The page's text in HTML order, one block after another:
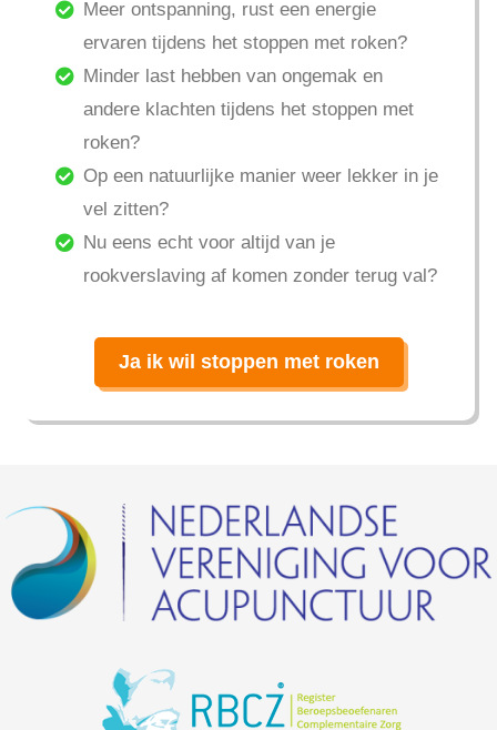
Meer ontspanning, rust een energie
ervaren tijdens het stoppen met roken?
Minder last hebben van ongemak en
andere klachten tijdens het stoppen met
roken?
Op een natuurlijke manier weer lekker in je
vel zitten?
Nu eens echt voor altijd van je
rookverslaving af komen zonder terug val?
Ja ik wil stoppen met roken